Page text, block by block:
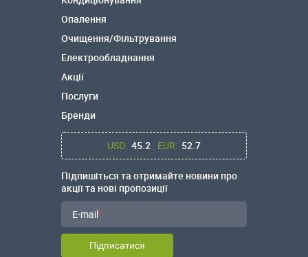
Опалення
Очищення/Фільтрування
Електрообладнання
Акції
Послуги
Бренди
USD: 45.2 EUR: 52.7
Підпишіться та отримайте новини про
акції та нові пропозиції
E-mail
Підписатися